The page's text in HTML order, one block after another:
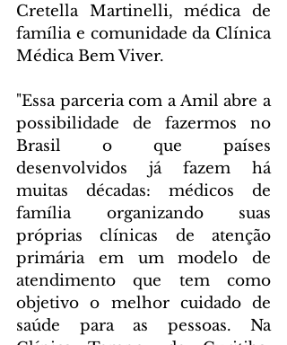
Cretella Martinelli, médica de
família e comunidade da Clínica
Médica Bem Viver.
"Essa parceria com a Amil abre a
possibilidade de fazermos no
Brasil o que países
desenvolvidos já fazem há
muitas décadas: médicos de
família organizando suas
próprias clínicas de atenção
primária em um modelo de
atendimento que tem como
objetivo o melhor cuidado de
saúde para as pessoas. Na